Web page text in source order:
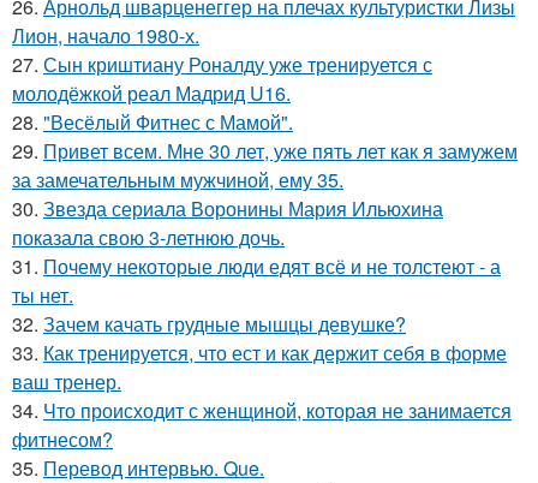
26. Арнольд шварценеггер на плечах культуристки Лизы
Лион, начало 1980-х.
27. Сын криштиану Роналду уже тренируется с
молодёжкой реал Мадрид U16.
28. "Весёлый Фитнес с Мамой".
29. Привет всем. Мне 30 лет, уже пять лет как я замужем
за замечательным мужчиной, ему 35.
30. Звезда сериала Воронины Мария Ильюхина
показала свою 3-летнюю дочь.
31. Почему некоторые люди едят всё и не толстеют - а
ты нет.
32. Зачем качать грудные мышцы девушке?
33. Как тренируется, что ест и как держит себя в форме
ваш тренер.
34. Что происходит с женщиной, которая не занимается
фитнесом?
35. Перевод интервью. Que.